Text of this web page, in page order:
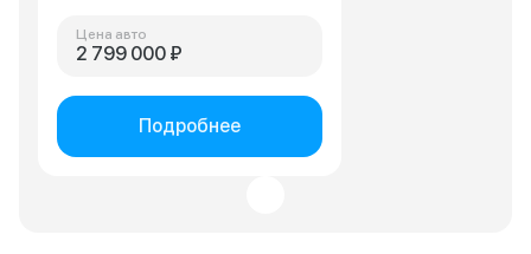
Цена авто
2 799 000 ₽
Подробнее